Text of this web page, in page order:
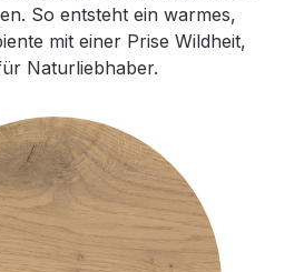
So entsteht ein warmes,
mit einer Prise Wildheit,
Naturliebhaber.